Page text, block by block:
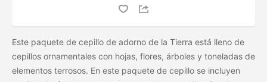
Este paquete de cepillo de adorno de la Tierra está lleno de
cepillos ornamentales con hojas, flores, árboles y toneladas de
elementos terrosos. En este paquete de cepillo se incluyen